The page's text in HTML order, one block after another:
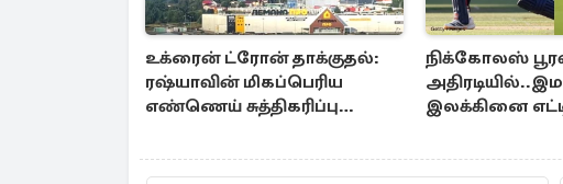
உக்ரைன் ட்ரோன் தாக்குதல்:
ரஷ்யாவின் மிகப்பெரிய
எண்ணெய் சுத்திகரிப்பு
நிக்கோலஸ்
இலக்கினை